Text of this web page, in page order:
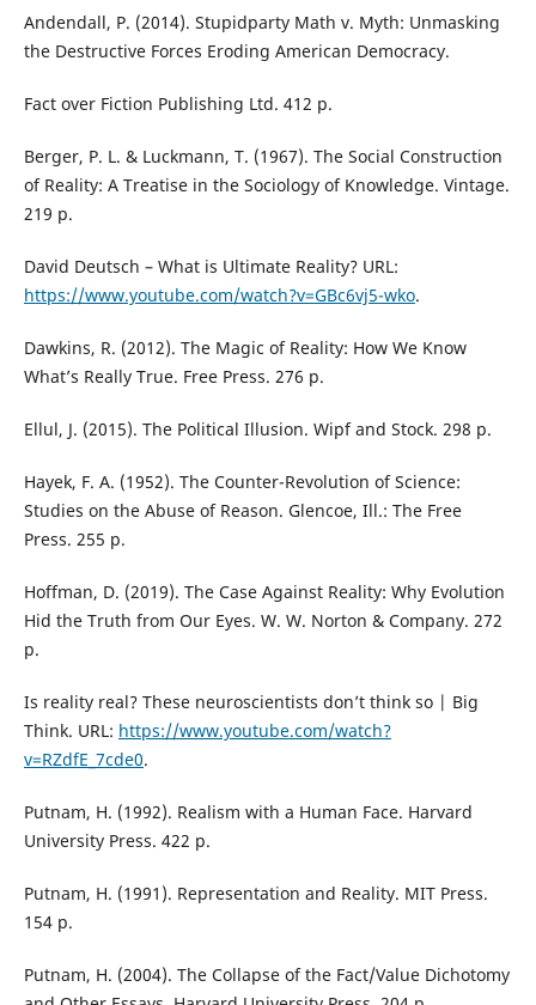
Andendall, P. (2014). Stupidparty Math v. Myth: Unmasking
the Destructive Forces Eroding American Democracy.
Fact over Fiction Publishing Ltd. 412 р.
Berger, P. L. & Luckmann, T. (1967). The Social Construction
of Reality: A Treatise in the Sociology of Knowledge. Vintage.
219 р.
David Deutsch – What is Ultimate Reality? URL:
https://www.youtube.com/watch?v=GBc6vj5-wko.
Dawkins, R. (2012). The Magic of Reality: How We Know
What’s Really True. Free Press. 276 р.
Ellul, J. (2015). The Political Illusion. Wipf and Stock. 298 р.
Hayek, F. A. (1952). The Counter-Revolution of Science:
Studies on the Abuse of Reason. Glencoe, Ill.: The Free
Press. 255 p.
Hoffman, D. (2019). The Case Against Reality: Why Evolution
Hid the Truth from Our Eyes. W. W. Norton & Company. 272
р.
Is reality real? These neuroscientists don’t think so | Big
Think. URL: https://www.youtube.com/watch?
v=RZdfE_7cde0.
Putnam, H. (1992). Realism with a Human Face. Harvard
University Press. 422 р.
Putnam, H. (1991). Representation and Reality. MIT Press.
154 р.
Putnam, H. (2004). The Collapse of the Fact/Value Dichotomy